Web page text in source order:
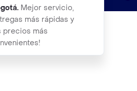
. Mejor servicio,
más rápidas y
precios más
por semanas
Aplican TyC
NEGRO